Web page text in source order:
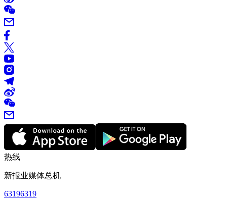
热线
新报业媒体总机
63196319